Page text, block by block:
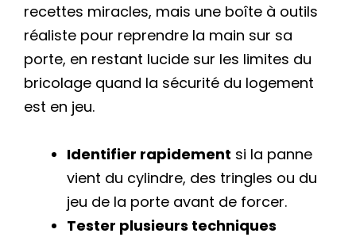
recettes miracles, mais une boîte à outils
réaliste pour reprendre la main sur sa
porte, en restant lucide sur les limites du
bricolage quand la sécurité du logement
est en jeu.
Identifier rapidement si la panne
vient du cylindre, des tringles ou du
jeu de la porte avant de forcer.
Tester plusieurs techniques